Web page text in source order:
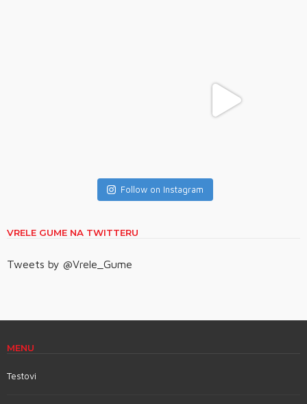
Follow on Instagram
VRELE GUME NA TWITTERU
Tweets by @Vrele_Gume
MENU
Testovi